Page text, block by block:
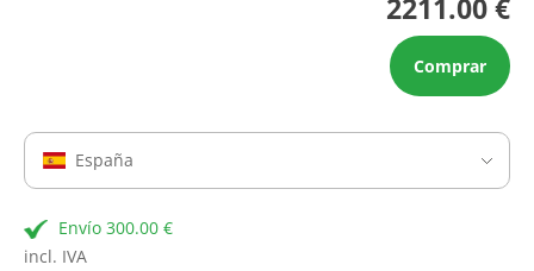
2211.00 €
Comprar
España
Envío 300.00 €
incl. IVA